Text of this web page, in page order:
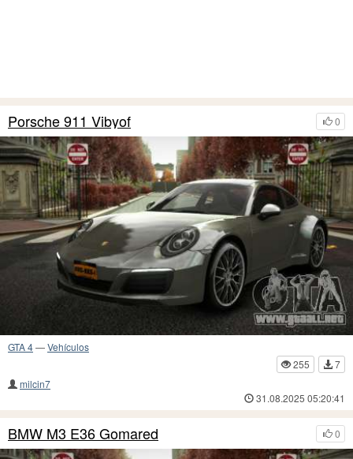
0
Porsche 911 Vibyof
GTA 4—Vehículos
255
7
milcin7
31.08.2025 05:20:41
0
BMW M3 E36 Gomared